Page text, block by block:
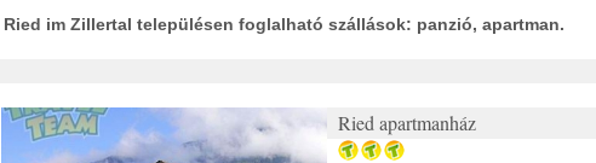
Ried im Zillertal településen foglalható szállások: panzió, apartman.
Ried apartmanház